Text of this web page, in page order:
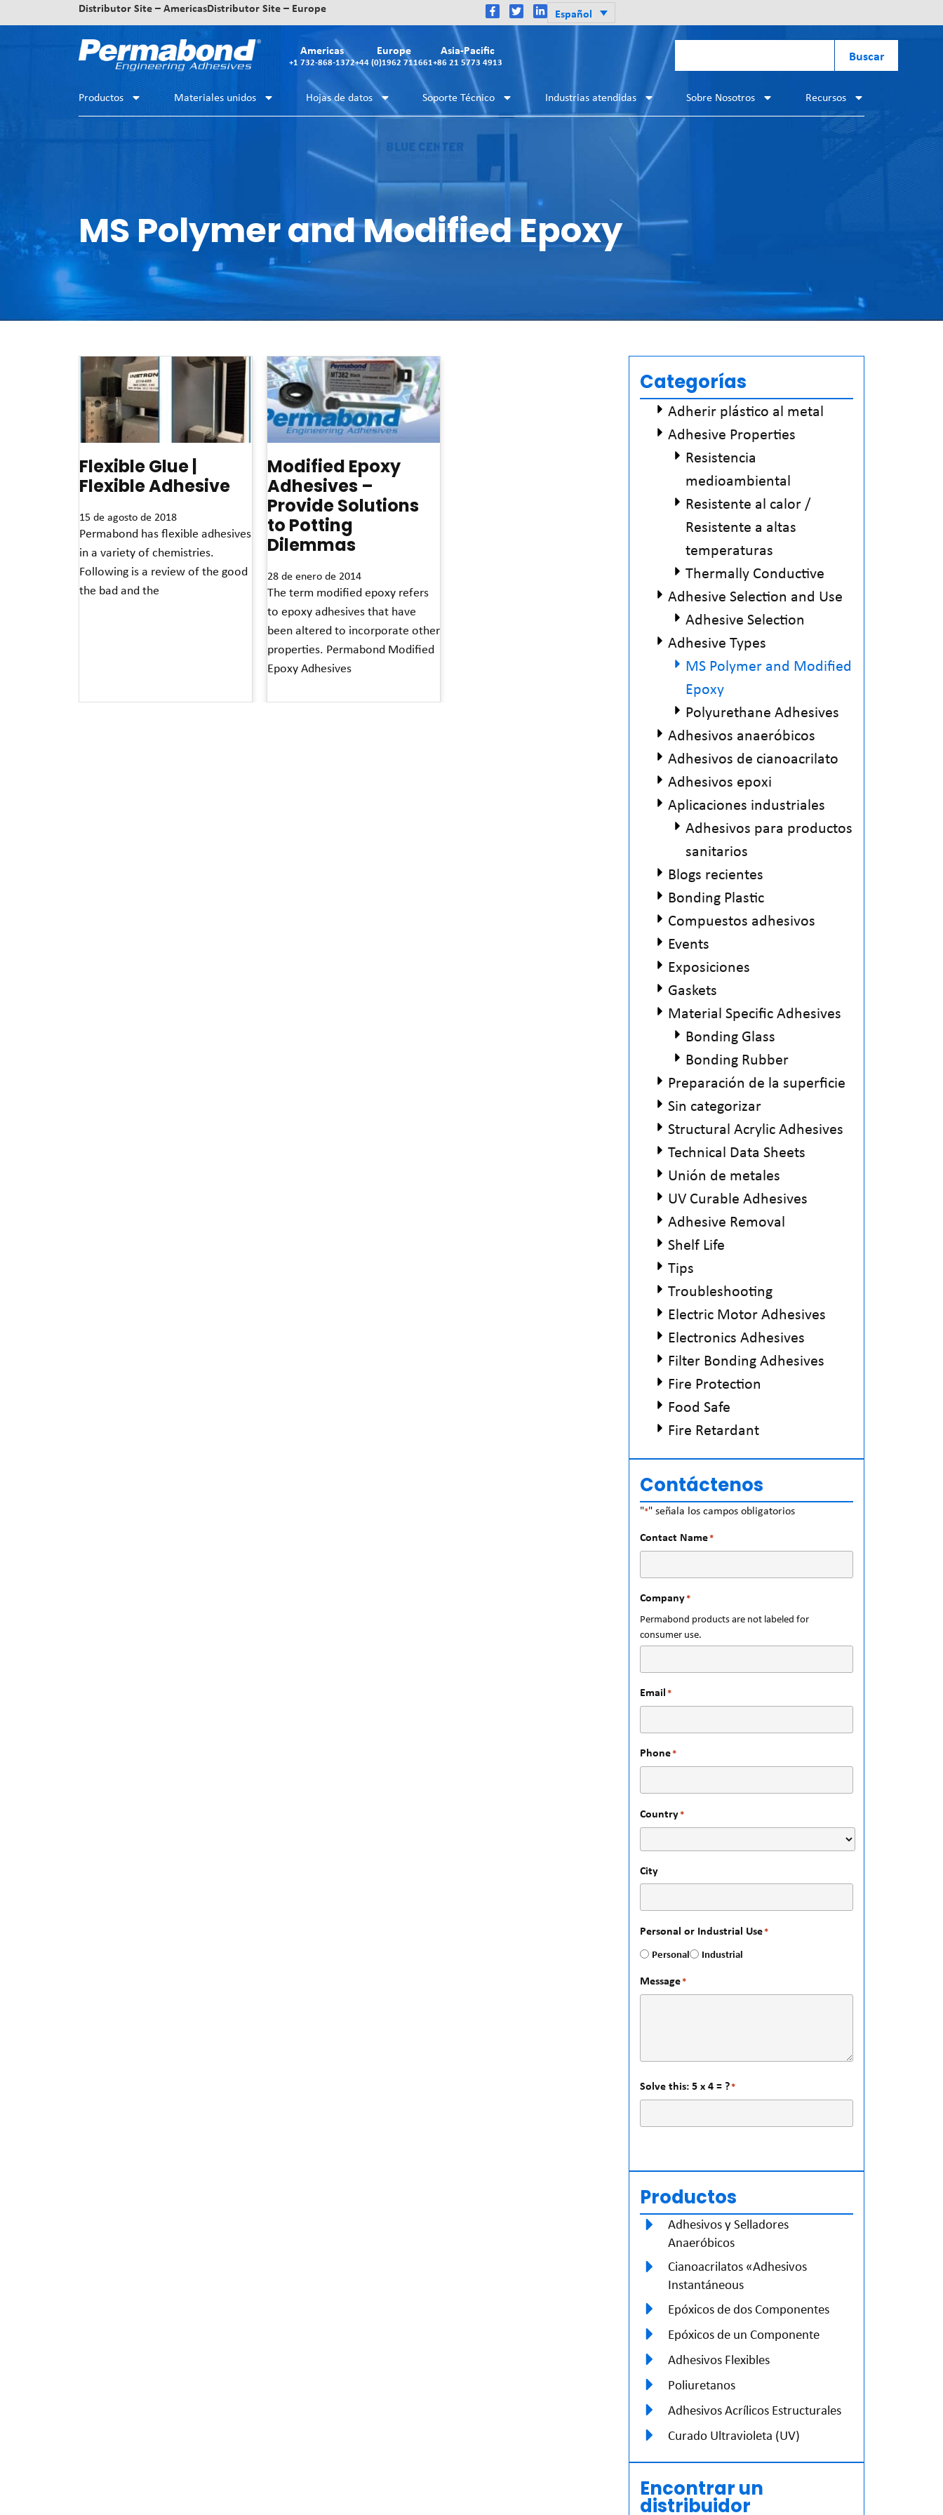
Distributor Site – AmericasDistributor Site – Europe Español
Americas
+1 732-868-1372
Europe
+44 (0)1962 711661
Asia-Pacific
+86 21 5773 4913 Buscar
Productos Materiales unidos Hojas de datos Soporte Técnico Industrias atendidas Sobre Nosotros Recursos
MS Polymer and Modified Epoxy
Flexible Glue |
Flexible Adhesive
15 de agosto de 2018
Permabond has flexible adhesives
in a variety of chemistries.
Following is a review of the good
the bad and the
Modified Epoxy
Adhesives –
Provide Solutions
to Potting
Dilemmas
28 de enero de 2014
The term modified epoxy refers
to epoxy adhesives that have
been altered to incorporate other
properties. Permabond Modified
Epoxy Adhesives
Categorías
Adherir plástico al metal
Adhesive Properties
Resistencia
medioambiental
Resistente al calor /
Resistente a altas
temperaturas
Thermally Conductive
Adhesive Selection and Use
Adhesive Selection
Adhesive Types
MS Polymer and Modified
Epoxy
Polyurethane Adhesives
Adhesivos anaeróbicos
Adhesivos de cianoacrilato
Adhesivos epoxi
Aplicaciones industriales
Adhesivos para productos
sanitarios
Blogs recientes
Bonding Plastic
Compuestos adhesivos
Events
Exposiciones
Gaskets
Material Specific Adhesives
Bonding Glass
Bonding Rubber
Preparación de la superficie
Sin categorizar
Structural Acrylic Adhesives
Technical Data Sheets
Unión de metales
UV Curable Adhesives
Adhesive Removal
Shelf Life
Tips
Troubleshooting
Electric Motor Adhesives
Electronics Adhesives
Filter Bonding Adhesives
Fire Protection
Food Safe
Fire Retardant
Contáctenos
"*" señala los campos obligatorios
Contact Name*
Company*
Permabond products are not labeled for
consumer use.
Email *
Phone*
Country*
City
Personal or Industrial Use*
Personal Industrial
Message*
Solve this: 5 x 4 = ?*
Productos
Adhesivos y Selladores
Anaeróbicos
Cianoacrilatos «Adhesivos
Instantáneous
Epóxicos de dos Componentes
Epóxicos de un Componente
Adhesivos Flexibles
Poliuretanos
Adhesivos Acrílicos Estructurales
Curado Ultravioleta (UV)
Encontrar un
distribuidor